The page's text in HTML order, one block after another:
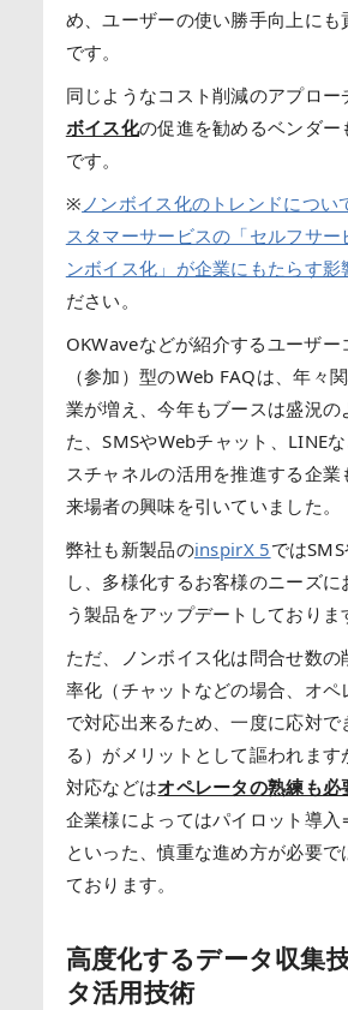
め、ユーザーの使い勝手向上にも
です。
同じようなコスト削減のアプロー
ボイス化の促進を勧めるベンダー
です。
※ ノンボイス化のトレンドについ
スタマーサービスの「セルフサー
ンボイス化」が企業にもたらす影
ださい。
OKWaveなどが紹介するユーザー
（参加）型のWeb FAQは、年々
業が増え、今年もブースは盛況の
た、SMSやWebチャット、LINE
スチャネルの活用を推進する企
来場者の興味を引いていました。
弊社も新製品のinspirX 5では
し、多様化するお客様のニーズに
う製品をアップデートしておりま
ただ、ノンボイス化は問合せ数の
率化（チャットなどの場合、オペ
で対応出来るため、一度に応対で
る）がメリットとして謳われます
対応などはオペレータの熟練も必
企業様によってはパイロット導
といった、慎重な進め方が必要で
ております。
高度化するデータ収集
タ活用技術